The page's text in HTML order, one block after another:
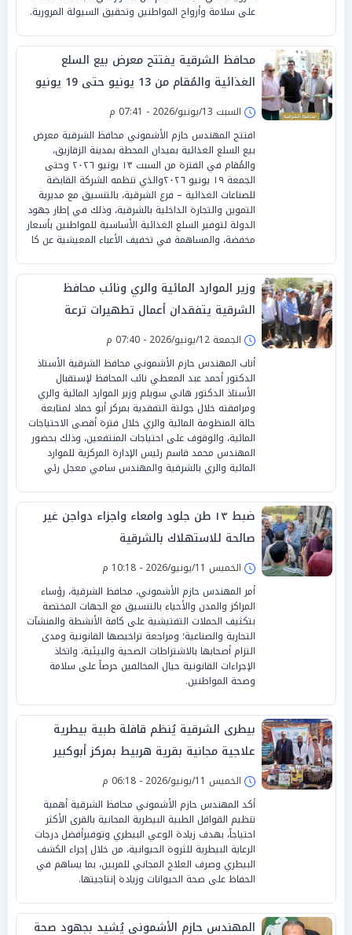
على سلامة وأرواح المواطنين وتحقيق السيولة المرورية.
محافظ الشرقية يفتتح معرض بيع السلع
الغذائية والمُقام من 13 يونيو حتى 19 يونيو
بميدان المحطة بمدينة الزقازيق
السبت 13/يونيو/2026 - 07:41 م
افتتح المهندس حازم الأشموني محافظ الشرقية معرض
بيع السلع الغذائية بميدان المحطة بمدينة الزقازيق،
والمُقام في الفترة من السبت ١٣ يونيو ٢٠٢٦ وحتى
الجمعة ١٩ يونيو ٢٠٢٦والذي تنظمه الشركة القابضة
للصناعات الغذائية – فرع الشرقية، بالتنسيق مع مديرية
التموين والتجارة الداخلية بالشرقية، وذلك في إطار جهود
الدولة لتوفير السلع الغذائية الأساسية للمواطنين بأسعار
مخفضة، والمساهمة في تخفيف الأعباء المعيشية عن كا
وزير الموارد المائية والري ونائب محافظ
الشرقية يتفقدان أعمال تطهيرات ترعة
السعيدية بأبو حماد
الجمعة 12/يونيو/2026 - 07:40 م
أناب المهندس حازم الأشموني محافظ الشرقية الأستاذ
الدكتور أحمد عبد المعطي نائب المحافظ لإستقبال
الأستاذ الدكتور هاني سويلم وزير الموارد المائية والري
ومرافقته خلال جولتة التفقدية بمركز أبو حماد لمتابعة
حالة المنظومة المائية والري خلال فترة أقصى الاحتياجات
المائية، والوقوف على احتياجات المنتفعين، وذلك بحضور
المهندس محمد قاسم رئيس الإدارة المركزية للموارد
المائية والري بالشرقية والمهندس سامي معجل رئي
ضبط ١٣ طن جلود وامعاء واجزاء دواجن غير
صالحة للاستهلاك بالشرقية
الخميس 11/يونيو/2026 - 10:18 م
أمر المهندس حازم الأشموني، محافظ الشرقية، رؤساء
المراكز والمدن والأحياء بالتنسيق مع الجهات المختصة
بتكثيف الحملات التفتيشية على كافة الأنشطة والمنشآت
التجارية والصناعية؛ ومراجعة تراخيصها القانونية ومدى
التزام أصحابها بالاشتراطات الصحية والبيئية، واتخاذ
الإجراءات القانونية حيال المخالفين حرصاً على سلامة
وصحة المواطنين.
بيطرى الشرقية يُنظم قافلة طبية بيطرية
علاجية مجانية بقرية هربيط بمركز أبوكبير
الخميس 11/يونيو/2026 - 06:18 م
أكد المهندس حازم الأشموني محافظ الشرقية أهمية
تنظيم القوافل الطبية البيطرية المجانية بالقرى الأكثر
احتياجاً، بهدف زيادة الوعي البيطري وتوفيرأفضل درجات
الرعاية البيطرية للثروة الحيوانية، من خلال إجراء الكشف
البيطري وصرف العلاج المجاني للمربين، بما يساهم في
الحفاظ على صحة الحيوانات وزيادة إنتاجيتها.
المهندس حازم الأشموني يُشيد بجهود صحة